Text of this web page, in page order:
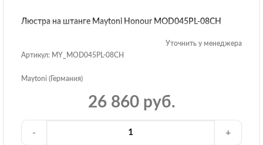
Люстра на штанге Maytoni Honour MOD045PL-08CH
Уточнить у менеджера
Артикул: MY_MOD045PL-08CH
Maytoni (Германия)
26 860 руб.
- +